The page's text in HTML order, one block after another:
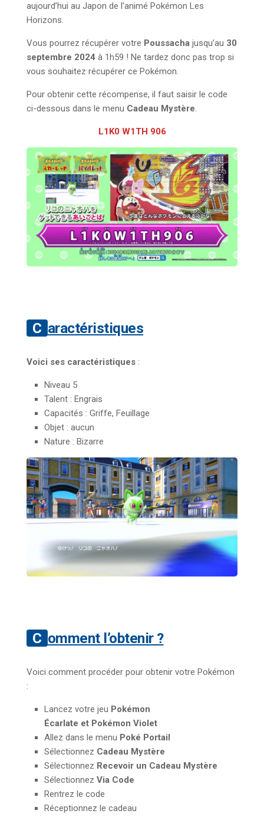
aujourd’hui au Japon de l’animé Pokémon Les
Horizons.
Vous pourrez récupérer votre Poussacha jusqu’au 30
septembre 2024 à 1h59 ! Ne tardez donc pas trop si
vous souhaitez récupérer ce Pokémon.
Pour obtenir cette récompense, il faut saisir le code
ci-dessous dans le menu Cadeau Mystère.
L1K0 W1TH 906
Caractéristiques
Voici ses caractéristiques :
Niveau 5
Talent : Engrais
Capacités : Griffe, Feuillage
Objet : aucun
Nature : Bizarre
Comment l’obtenir ?
Voici comment procéder pour obtenir votre Pokémon
:
Lancez votre jeu Pokémon
Écarlate et Pokémon Violet
Allez dans le menu Poké Portail
Sélectionnez Cadeau Mystère
Sélectionnez Recevoir un Cadeau Mystère
Sélectionnez Via Code
Rentrez le code
Réceptionnez le cadeau